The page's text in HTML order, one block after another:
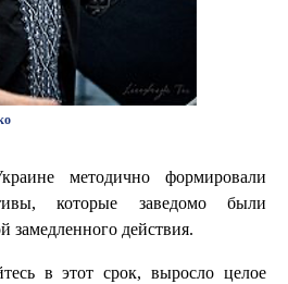
методично формировали
которые заведомо были
замедленного действия.
в этот срок, выросло целое